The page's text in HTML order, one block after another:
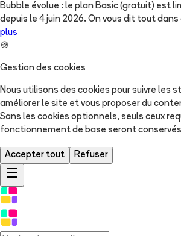
Bubble évolue : le plan Basic (gratuit) est
depuis le 4 juin 2026. On vous dit tout
plus
🍪
Gestion des cookies
Nous utilisons des cookies pour suivre les
améliorer le site et vous proposer du
Sans les cookies optionnels, seuls ceux
fonctionnement de base seront
Accepter tout Refuser